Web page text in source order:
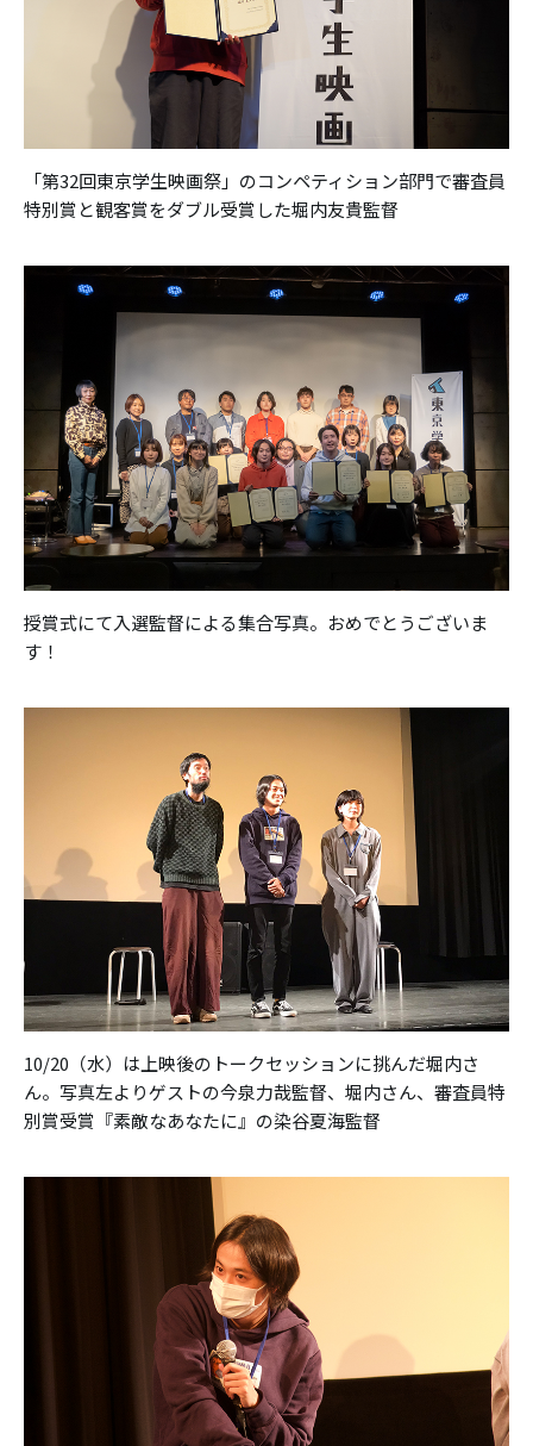
「第32回東京学生映画祭」のコンペティション部門で審査員
特別賞と観客賞をダブル受賞した堀内友貴監督
授賞式にて入選監督による集合写真。おめでとうございま
す！
10/20（水）は上映後のトークセッションに挑んだ堀内さ
ん。写真左よりゲストの今泉力哉監督、堀内さん、審査員特
別賞受賞『素敵なあなたに』の染谷夏海監督